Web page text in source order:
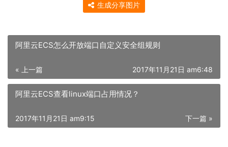
生成分享图片
阿里云ECS怎么开放端口自定义安全组规则
« 上一篇 2017年11月21日 am6:48
阿里云ECS查看linux端口占用情况？
下一篇 »
2017年11月21日 am9:15